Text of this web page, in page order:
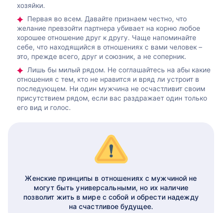
хозяйки.
Первая во всем. Давайте признаем честно, что
желание превзойти партнера убивает на корню любое
хорошее отношение друг к другу. Чаще напоминайте
себе, что находящийся в отношениях с вами человек –
это, прежде всего, друг и союзник, а не соперник.
Лишь бы милый рядом. Не соглашайтесь на абы какие
отношения с тем, кто не нравится и вряд ли устроит в
последующем. Ни один мужчина не осчастливит своим
присутствием рядом, если вас раздражает один только
его вид и голос.
Женские принципы в отношениях с мужчиной не
могут быть универсальными, но их наличие
позволит жить в мире с собой и обрести надежду
на счастливое будущее.